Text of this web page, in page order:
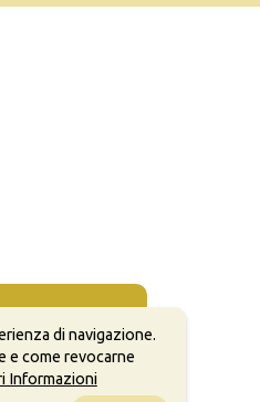
di navigazione.
e come revocarne
Informazioni